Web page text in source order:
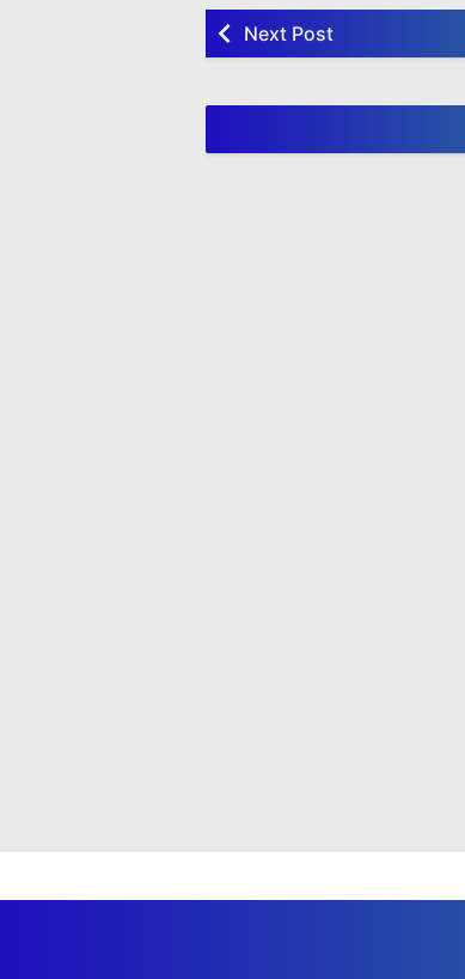
Download dan Upload
OneDrive Folder di Windows 10
Next Post